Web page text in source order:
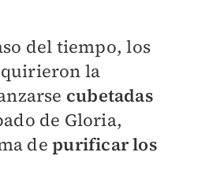
del tiempo, los
la
cubetadas
de Gloria,
depurificar los